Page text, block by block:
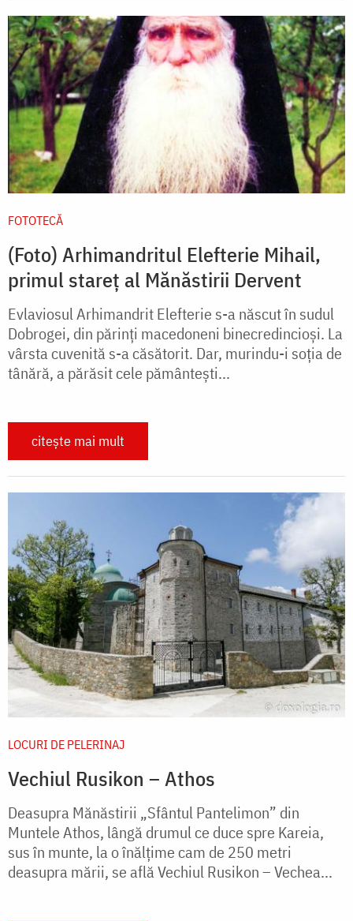
FOTOTECĂ
(Foto) Arhimandritul Elefterie Mihail,
primul stareț al Mănăstirii Dervent
Evlaviosul Arhimandrit Elefterie s-a născut în sudul
Dobrogei, din părinţi macedoneni binecredincioşi. La
vârsta cuvenită s-a căsătorit. Dar, murindu-i soţia de
tânără, a părăsit cele pământeşti...
citește mai mult
LOCURI DE PELERINAJ
Vechiul Rusikon – Athos
Deasupra Mănăstirii „Sfântul Pantelimon” din
Muntele Athos, lângă drumul ce duce spre Kareia,
sus în munte, la o înălţime cam de 250 metri
deasupra mării, se află Vechiul Rusikon – Vechea...